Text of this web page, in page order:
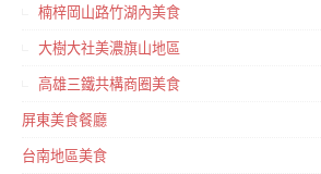
楠梓岡山路竹湖內美食
大樹大社美濃旗山地區
高雄三鐵共構商圈美食
屏東美食餐廳
台南地區美食